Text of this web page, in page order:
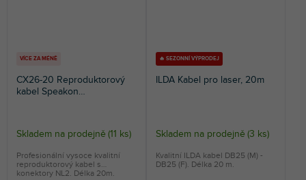
VÍCE ZA MÉNĚ
CX26-20 Reproduktorový
kabel Speakon
Skladem na prodejně (11 ks)
Profesionální vysoce kvalitní
reproduktorový kabel s
konektory NL2. Délka 20m.
🔥 SEZONNÍ VÝPRODEJ
ILDA Kabel pro laser, 20m
Skladem na prodejně (3 ks)
Kvalitní ILDA kabel DB25 (M) -
DB25 (F). Délka 20 m.